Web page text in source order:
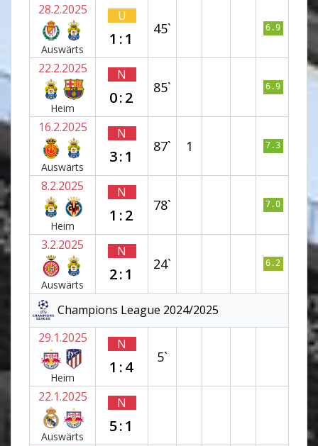
28.2.2025
Auswärts
U
1:1
45` 6.9
22.2.2025
Heim
N
0:2
85` 6.9
16.2.2025
Auswärts
N
3:1
87` 1 7.3
8.2.2025
Heim
N
1:2
78` 7.0
3.2.2025
Auswärts
N
2:1
24` 6.2
Champions League 2024/2025
29.1.2025
Heim
N
1:4
5`
22.1.2025
Auswärts
N
5:1